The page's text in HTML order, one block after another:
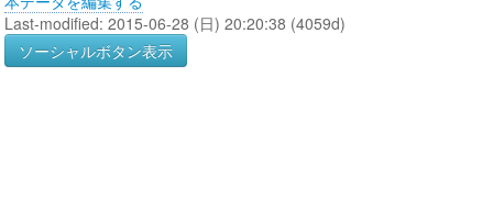
Last-modified: 2015-06-28 (日) 20:20:38 (4059d)
ソーシャルボタン表示